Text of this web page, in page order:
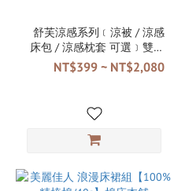
舒芙涼感系列﹝涼被 / 涼感
床包 / 涼感枕套 可選﹞雙面
料設計 針對季節變化 大和抗
菌防蟎 3M吸濕排汗 台灣製
NT$399 ~ NT$2,080